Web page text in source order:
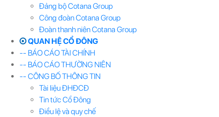
Đảng bộ Cotana Group
Công đoàn Cotana Group
Đoàn thanh niên Cotana Group
QUAN HỆ CỔ ĐÔNG
-- BÁO CÁO TÀI CHÍNH
-- BÁO CÁO THƯỜNG NIÊN
-- CÔNG BỐ THÔNG TIN
Tài liệu ĐHĐCĐ
Tin tức Cổ Đông
Điều lệ và quy chế